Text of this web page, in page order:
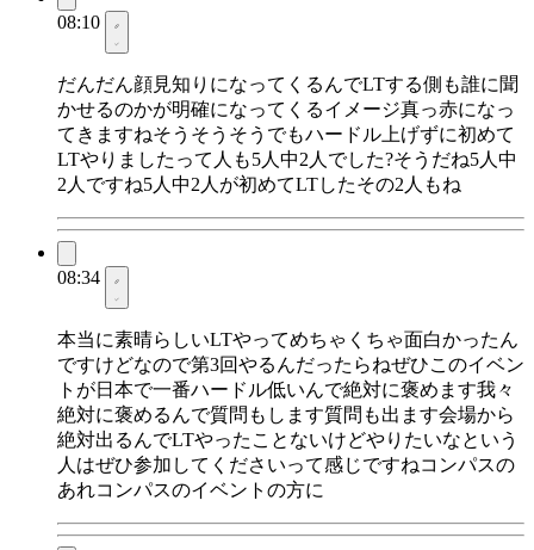
08:10
だんだん顔見知りになってくるんでLTする側も誰に聞
かせるのかが明確になってくるイメージ真っ赤になっ
てきますねそうそうそうでもハードル上げずに初めて
LTやりましたって人も5人中2人でした?そうだね5人中
2人ですね5人中2人が初めてLTしたその2人もね
08:34
本当に素晴らしいLTやってめちゃくちゃ面白かったん
ですけどなので第3回やるんだったらねぜひこのイベン
トが日本で一番ハードル低いんで絶対に褒めます我々
絶対に褒めるんで質問もします質問も出ます会場から
絶対出るんでLTやったことないけどやりたいなという
人はぜひ参加してくださいって感じですねコンパスの
あれコンパスのイベントの方に